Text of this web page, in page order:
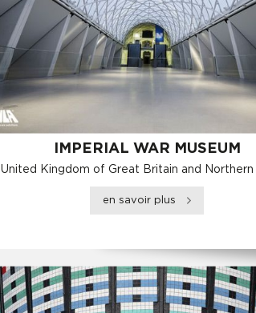
IMPERIAL WAR MUSEUM
United Kingdom of Great Britain and Northern
en savoir plus